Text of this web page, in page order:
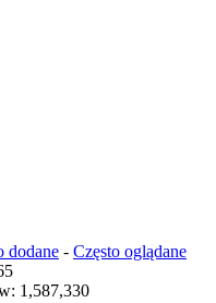
dodane - Często oglądane
1,587,330